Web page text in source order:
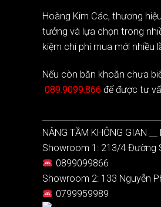
Hoàng Kim Các, thương
tưởng và lựa chọn trong
kiệm chi phí mua mới nhiều
Nếu còn băn khoăn chưa
089.9099.866 để được tư
NÂNG TẦM KHÔNG GIAN
Showroom 1: 213/4 Đường
0899099866
Showroom 2: 133 Nguyễn
0799959989